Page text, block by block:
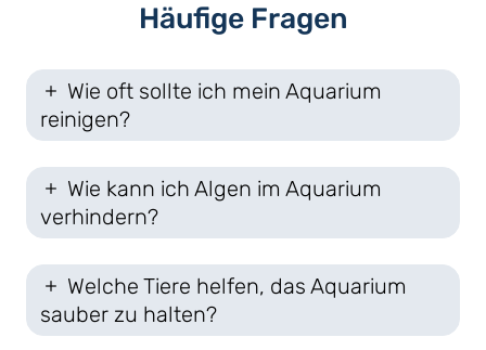
Häufige Fragen
Wie oft sollte ich mein Aquarium
reinigen?
Wie kann ich Algen im Aquarium
verhindern?
Welche Tiere helfen, das Aquarium
sauber zu halten?